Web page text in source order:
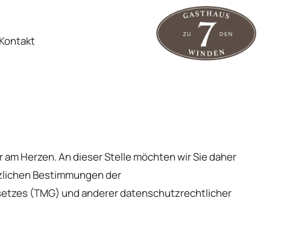
Kontakt
Herzen. An dieser Stelle möchten wir Sie daher
Bestimmungen der
(TMG) und anderer datenschutzrechtlicher